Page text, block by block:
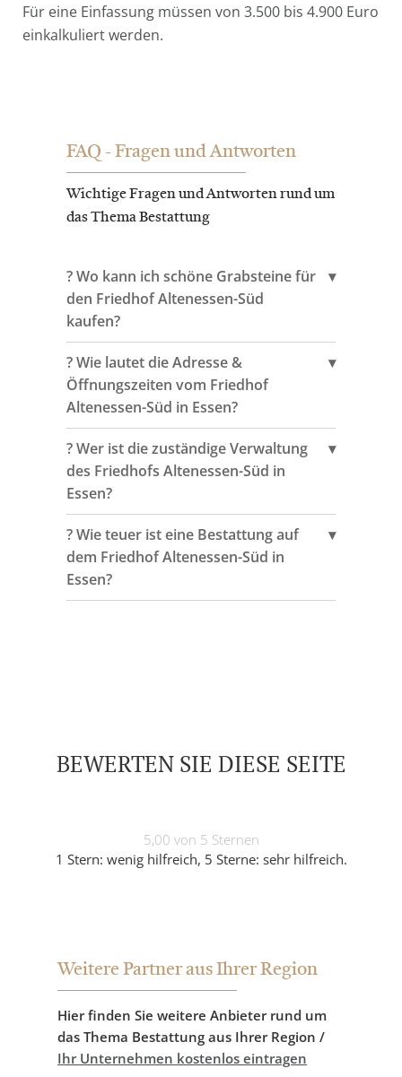
Für eine Einfassung müssen von 3.500 bis 4.900 Euro
einkalkuliert werden.
FAQ - Fragen und Antworten
Wichtige Fragen und Antworten rund um
das Thema Bestattung
?️ Wo kann ich schöne Grabsteine für
den Friedhof Altenessen-Süd
kaufen?
?️ Wie lautet die Adresse &
Öffnungszeiten vom Friedhof
Altenessen-Süd in Essen?
?️ Wer ist die zuständige Verwaltung
des Friedhofs Altenessen-Süd in
Essen?
?️ Wie teuer ist eine Bestattung auf
dem Friedhof Altenessen-Süd in
Essen?
BEWERTEN SIE DIESE SEITE
5,00 von 5 Sternen
1 Stern: wenig hilfreich, 5 Sterne: sehr hilfreich.
Weitere Partner aus Ihrer Region
Hier finden Sie weitere Anbieter rund um
das Thema Bestattung aus Ihrer Region /
Ihr Unternehmen kostenlos eintragen